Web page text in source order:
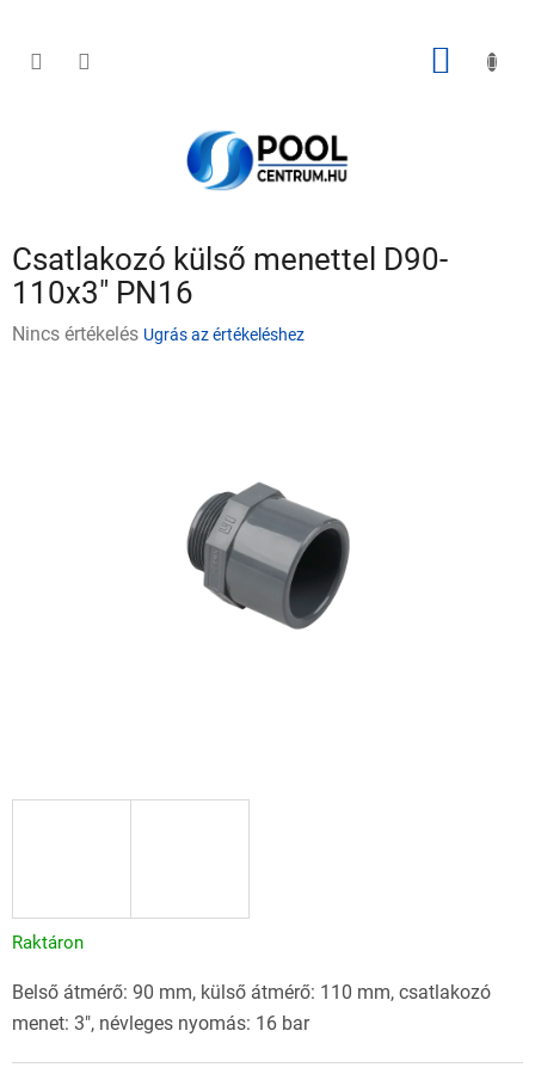
KOSÁR
Csatlakozó külső menettel D90-
110x3" PN16
ANincs értékelés Ugrás az értékeléshez
Raktáron
Belső átmérő: 90 mm, külső átmérő: 110 mm, csatlakozó
menet: 3", névleges nyomás: 16 bar